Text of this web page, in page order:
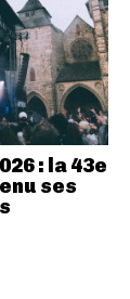
: la 43e
ses